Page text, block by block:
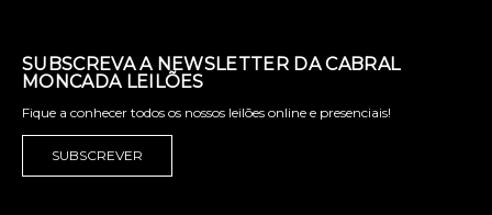
SUBSCREVA A NEWSLETTER DA CABRAL
MONCADA LEILÕES
Fique a conhecer todos os nossos leilões online e presenciais!
SUBSCREVER